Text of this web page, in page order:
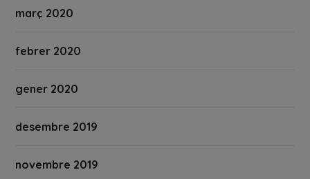
març 2020
febrer 2020
gener 2020
desembre 2019
novembre 2019